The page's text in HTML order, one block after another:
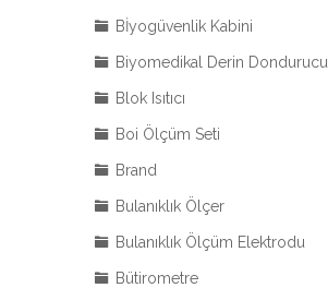
Bİyogüvenlik Kabini
Biyomedikal Derin Dondurucu
Blok Isıtıcı
Boi Ölçüm Seti
Brand
Bulanıklık Ölçer
Bulanıklık Ölçüm Elektrodu
Bütirometre